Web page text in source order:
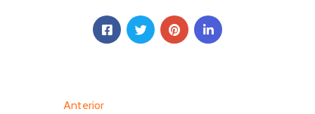
Anterior